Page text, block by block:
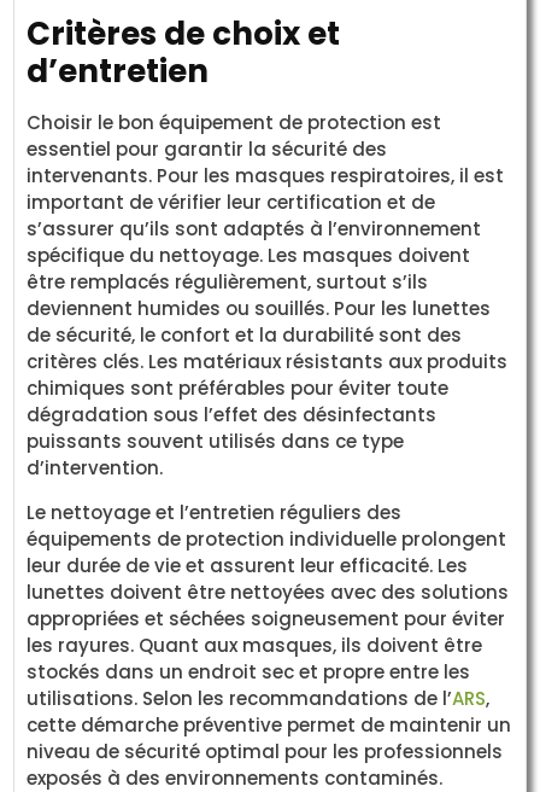
Critères de choix et
d’entretien
Choisir le bon équipement de protection est
essentiel pour garantir la sécurité des
intervenants. Pour les masques respiratoires, il est
important de vérifier leur certification et de
s’assurer qu’ils sont adaptés à l’environnement
spécifique du nettoyage. Les masques doivent
être remplacés régulièrement, surtout s’ils
deviennent humides ou souillés. Pour les lunettes
de sécurité, le confort et la durabilité sont des
critères clés. Les matériaux résistants aux produits
chimiques sont préférables pour éviter toute
dégradation sous l’effet des désinfectants
puissants souvent utilisés dans ce type
d’intervention.
Le nettoyage et l’entretien réguliers des
équipements de protection individuelle prolongent
leur durée de vie et assurent leur efficacité. Les
lunettes doivent être nettoyées avec des solutions
appropriées et séchées soigneusement pour éviter
les rayures. Quant aux masques, ils doivent être
stockés dans un endroit sec et propre entre les
utilisations. Selon les recommandations de l’ARS,
cette démarche préventive permet de maintenir un
niveau de sécurité optimal pour les professionnels
exposés à des environnements contaminés.